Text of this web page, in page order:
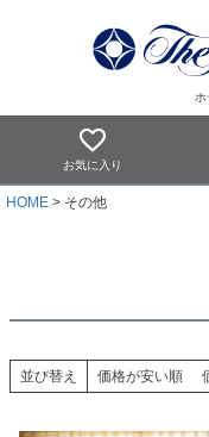
お気に入り
HOME その他
並び替え 価格が安い順